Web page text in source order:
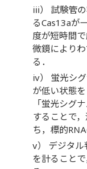
iii） 試験管
るCas13aが
度が短時間
微鏡により
る．
iv） 蛍光シ
が低い状態
「蛍光シグ
することで
ち，標的
v） デジタル
を計ること